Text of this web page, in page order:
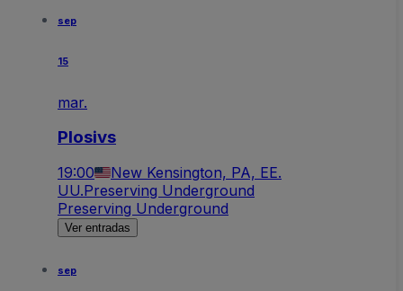
sep
15
mar.
Plosivs
19:00
New Kensington, PA, EE.
UU.Preserving Underground
Preserving Underground
Ver entradas
sep